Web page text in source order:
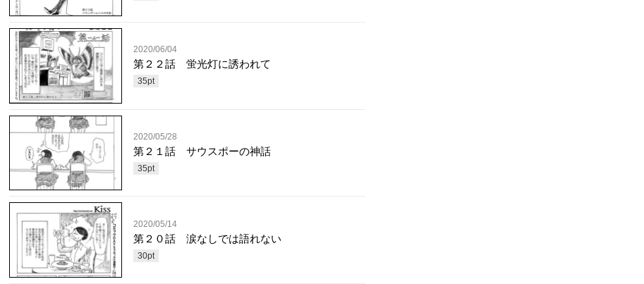
2020/06/04
第２２話 蛍光灯に誘われて
35pt
2020/05/28
第２１話 サウスポーの神話
35pt
2020/05/14
第２０話 涙なしでは語れない
30pt